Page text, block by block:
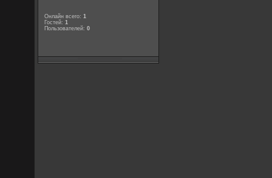
Онлайн всего:1
Гостей:1
Пользователей:0